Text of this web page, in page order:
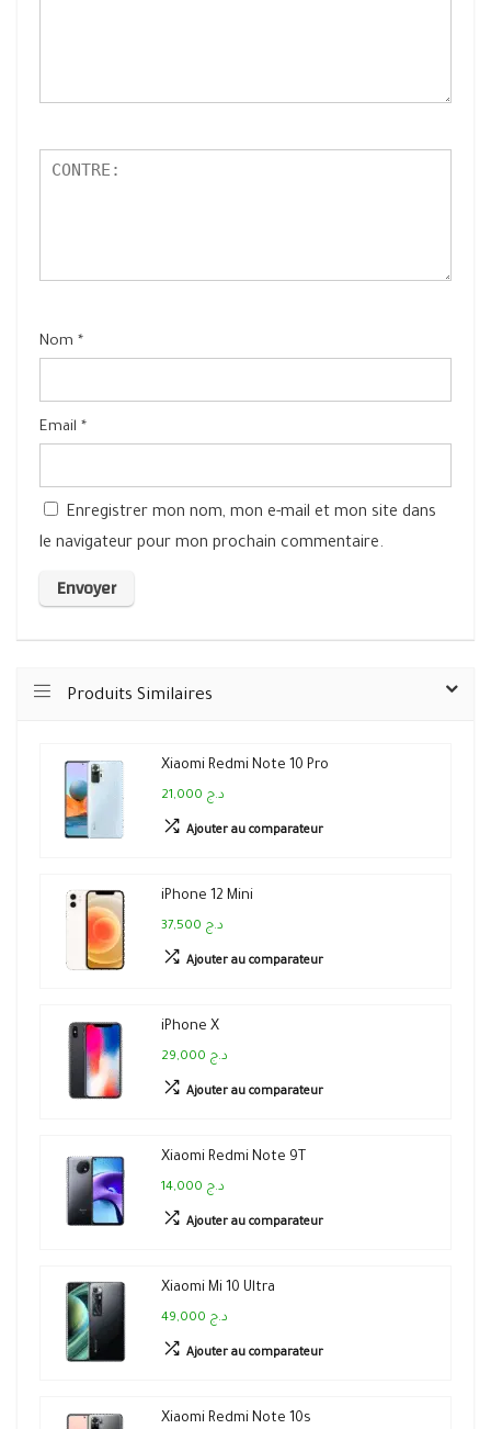
Nom *
Email *
Enregistrer mon nom, mon e-mail et mon site dans
le navigateur pour mon prochain commentaire.
Produits Similaires
Xiaomi Redmi Note 10 Pro
21,000 د.ج
Ajouter au comparateur
iPhone 12 Mini
37,500 د.ج
Ajouter au comparateur
iPhone X
29,000 د.ج
Ajouter au comparateur
Xiaomi Redmi Note 9T
14,000 د.ج
Ajouter au comparateur
Xiaomi Mi 10 Ultra
49,000 د.ج
Ajouter au comparateur
Xiaomi Redmi Note 10s